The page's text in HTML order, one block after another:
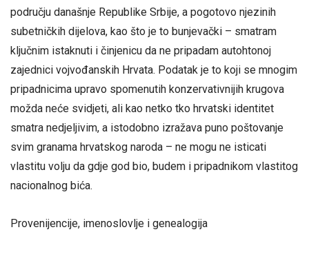
području današnje Republike Srbije, a pogotovo njezinih
subetničkih dijelova, kao što je to bunjevački – smatram
ključnim istaknuti i činjenicu da ne pripadam autohtonoj
zajednici vojvođanskih Hrvata. Podatak je to koji se mnogim
pripadnicima upravo spomenutih konzervativnijih krugova
možda neće svidjeti, ali kao netko tko hrvatski identitet
smatra nedjeljivim, a istodobno izražava puno poštovanje
svim granama hrvatskog naroda – ne mogu ne isticati
vlastitu volju da gdje god bio, budem i pripadnikom vlastitog
nacionalnog bića.
Provenijencije, imenoslovlje i genealogija